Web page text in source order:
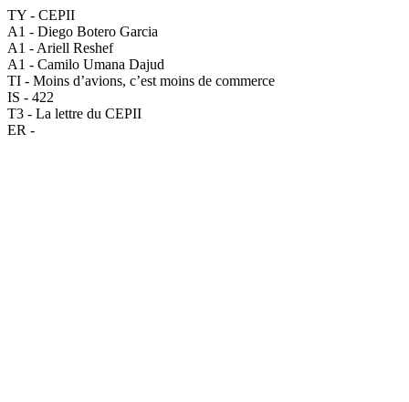
TY - CEPII
A1 - Diego Botero Garcia
A1 - Ariell Reshef
A1 - Camilo Umana Dajud
TI - Moins d’avions, c’est moins de commerce
IS - 422
T3 - La lettre du CEPII
ER -